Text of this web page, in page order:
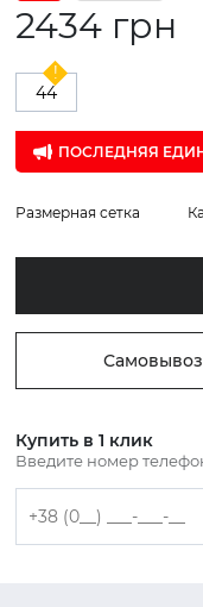
2434 грн
44
ПОСЛЕДНЯЯ
Размерная сетка
Купить в 1 клик
Введите номер